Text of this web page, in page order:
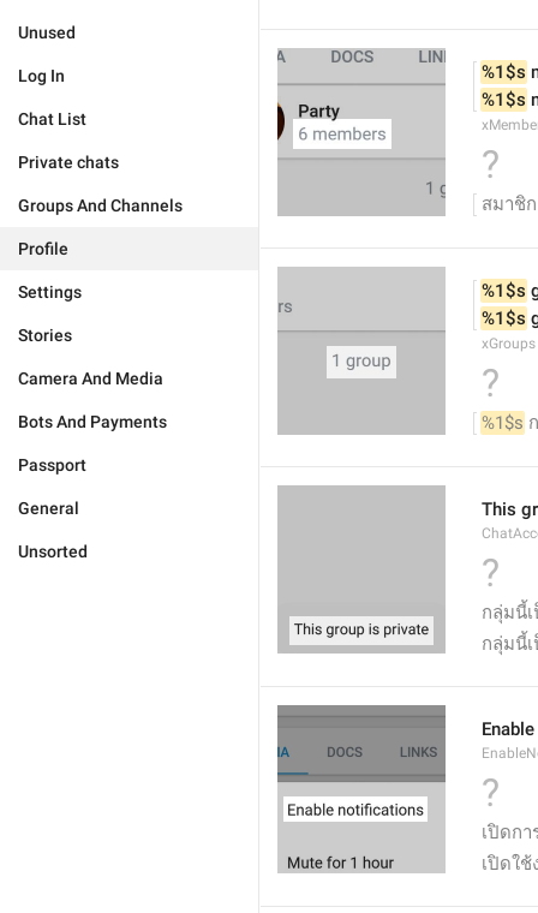
Unused
Log In
Chat List
Private chats
Groups And Channels
Profile
Settings
Stories
Camera And Media
Bots And Payments
Passport
General
Unsorted
%1$s
%1$s
?
สมาชิ
%1$s
%1$s
xGroups
?
%1$s
This
?
กลุ่มนี้
กลุ่มนี้
?
เปิดกา
เปิดใช้